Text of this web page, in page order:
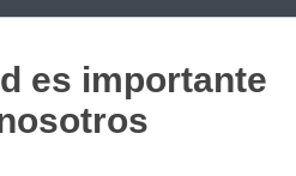
SERVILLETA 40X40 AZUL
P.P 100u. 2C
Ref. 8410304220813